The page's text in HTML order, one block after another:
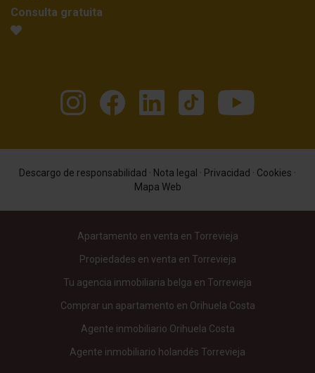
Consulta gratuita
Descargo de responsabilidad · Nota legal · Privacidad · Cookies ·
Mapa Web
Apartamento en venta en Torrevieja
Propiedades en venta en Torrevieja
Tu agencia inmobiliaria belga en Torrevieja
Comprar un apartamento en Orihuela Costa
Agente inmobiliario Orihuela Costa
Agente inmobiliario holandés Torrevieja